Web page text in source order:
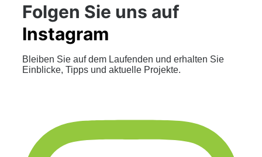
Folgen Sie uns auf
Instagram
Bleiben Sie auf dem Laufenden und erhalten Sie
Einblicke, Tipps und aktuelle Projekte.